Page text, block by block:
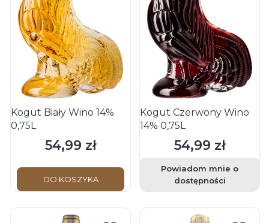
Kogut Biały Wino 14%
0,75L
Cena
54,99 zł
DO KOSZYKA
Kogut Czerwony Wino
14% 0,75L
Cena
54,99 zł
Powiadom mnie o
dostępności